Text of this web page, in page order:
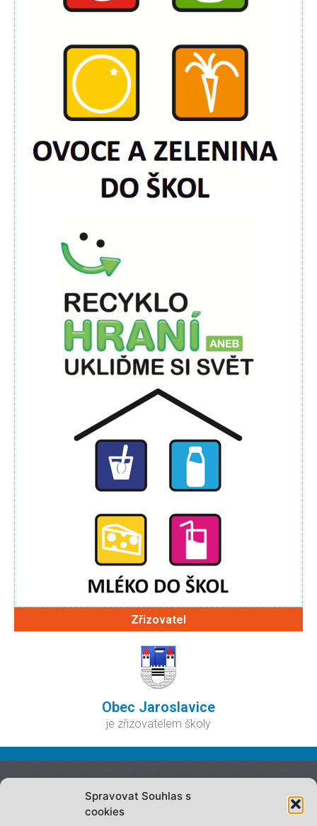
Spravovat Souhlas s
cookies
Zřizovatel
Obec Jaroslavice
je zřizovatelem školy
On-line omluvenka